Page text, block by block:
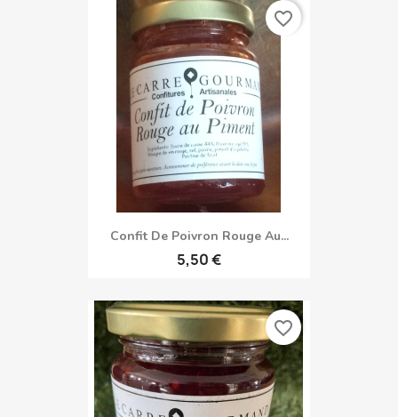
Confit De Poivron Rouge Au...
5,50 €
favorite_border
favorite_border